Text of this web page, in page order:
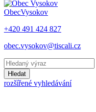
ObecVysokov
+420 491 424 827
obec.vysokov@tiscali.cz
Hledat
rozšířené vyhledávání